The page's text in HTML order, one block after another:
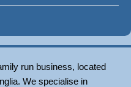
run business, located
We specialise in